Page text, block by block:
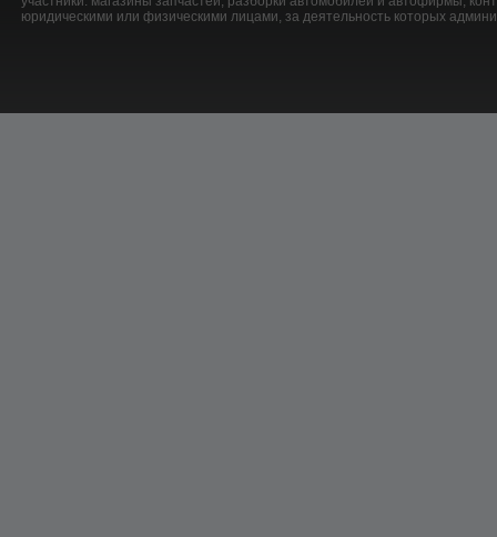
юридическими или физическими лицами, за деятельность которых